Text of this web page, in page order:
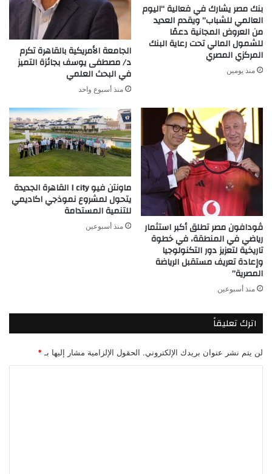
بنك مصر يشارك في فعالية “اليوم
العالمي للشباب” ويقدم العديد
من العروض المجانية دعمًا
للشمول المالي تحت رعاية البنك
المركزي المصري
منذ يومين
الجامعة الأمريكية بالقاهرة تكرم
د/ مصطفى يوسف بجائزة التميز
في البحث العلمي
منذ أسبوع واحد
ڤودافون مصر تطلق أكبر استثمار
رياضي في المنطقة، في خطوة
تاريخية لتعزيز دور التكنولوجيا
وإعادة تعريف مستقبل الرياضة
المصرية”
منذ أسبوعين
ماونتن فيو I city القاهرة الجديدة
يتحول لمشروع نموذجي اكاديمي
للتنمية المستدامة
منذ أسبوعين
اترك تعليقاً
لن يتم نشر عنوان بريدك الإلكتروني. الحقول الإلزامية مشار إليها بـ *